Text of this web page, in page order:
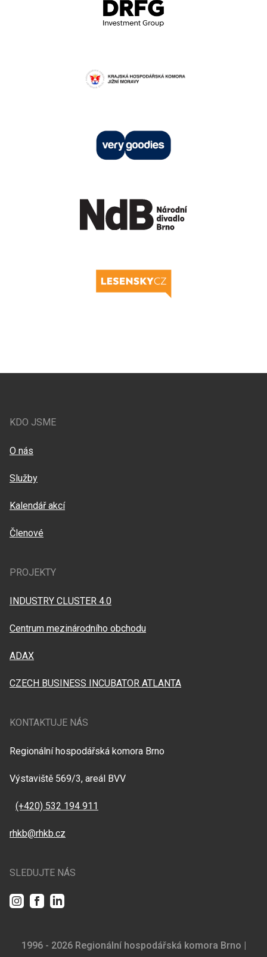
KDO JSME
O nás
Služby
Kalendář akcí
Členové
PROJEKTY
INDUSTRY CLUSTER 4.0
Centrum mezinárodního obchodu
ADAX
CZECH BUSINESS INCUBATOR ATLANTA
KONTAKTUJE NÁS
Regionální hospodářská komora Brno
Výstaviště 569/3, areál BVV
(+420) 532 194 911
rhkb@rhkb.cz
SLEDUJTE NÁS
InstagramFacebookLinkedIn
1996 - 2026 Regionální hospodářská komora Brno |